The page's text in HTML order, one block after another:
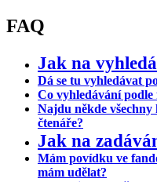
FAQ
Jak na
Dá se tu vyhledávat
Co vyhledávání podle
Najdu někde
čtenáře?
Jak na
Mám povídku ve
mám udělat?